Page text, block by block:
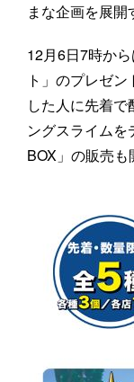
まな企画を展開
12月6日7時か
ト」のプレゼ
した人に先着
ングスライムを
BOX」の販売も